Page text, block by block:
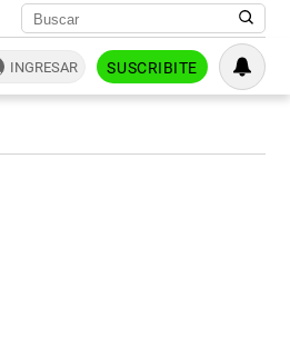
INGRESAR SUSCRIBITE